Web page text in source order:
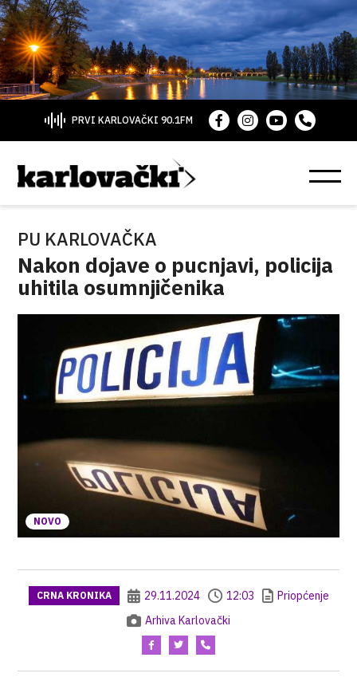
PRVI KARLOVAČKI 90.1FM
PU KARLOVAČKA
Nakon dojave o pucnjavi, policija
uhitila osumnjičenika
NOVO
CRNA KRONIKA 29.11.2024 12:03
Priopćenje
Arhiva Karlovački